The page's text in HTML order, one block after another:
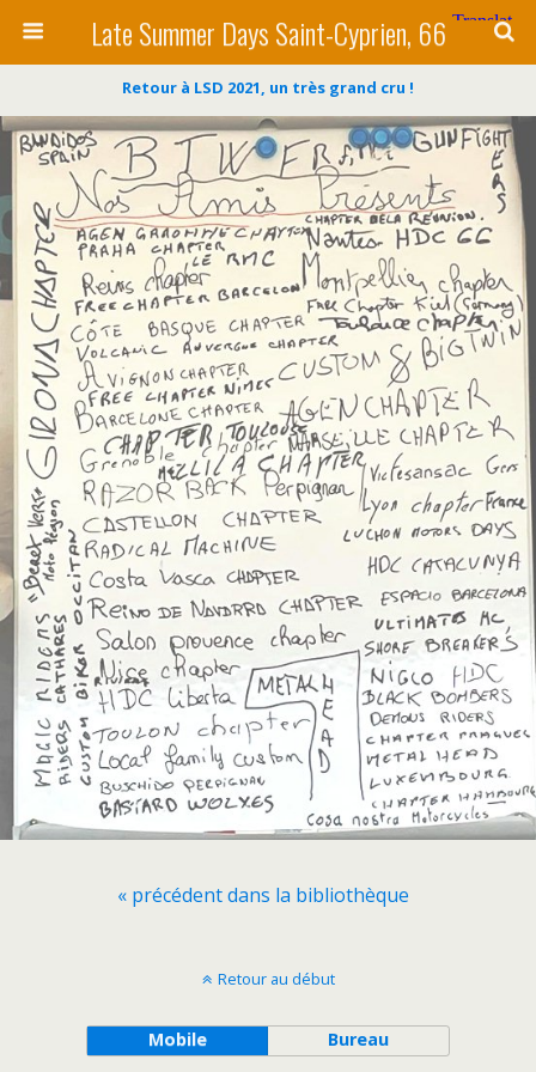
Late Summer Days Saint-Cyprien, 66
Retour à LSD 2021, un très grand cru !
« précédent dans la bibliothèque
Retour au début
Mobile Bureau